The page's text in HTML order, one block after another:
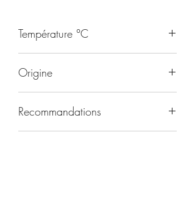
Température °C
Origine
Recommandations